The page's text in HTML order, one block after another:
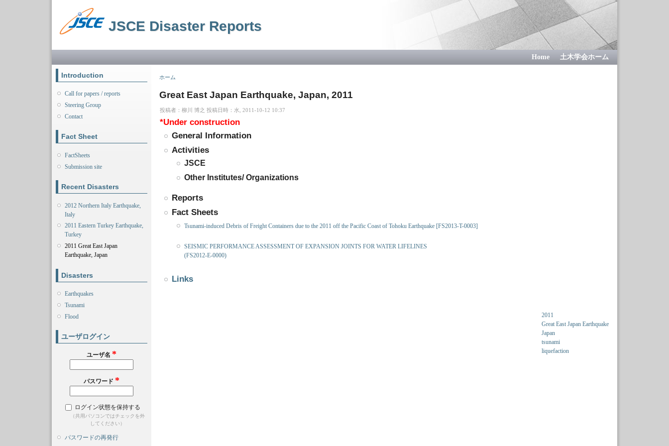
動
JSCE Disaster Reports
Home 土木学会ホーム
Introduction
Call for papers / reports
Steering Group
Contact
Fact Sheet
FactSheets
Submission site
Recent Disasters
2012 Northern Italy Earthquake,
Italy
2011 Eastern Turkey Earthquake,
Turkey
2011 Great East Japan
Earthquake, Japan
Disasters
Earthquakes
Tsunami
Flood
ユーザログイン
ユーザ名 *
パスワード *
ログイン状態を保持する
（共用パソコンではチェックを外
してください）
パスワードの再発行
現在地
ホーム
Great East Japan Earthquake, Japan, 2011
投稿者： 柳川 博之 投稿日時：水, 2011-10-12 10:37
*Under construction
General Information
Activities
JSCE
Other Institutes/ Organizations
Reports
Fact Sheets
Tsunami-induced Debris of Freight Containers due to the 2011 off the Pacific Coast of Tohoku Earthquake [FS2013-T-0003]
SEISMIC PERFORMANCE ASSESSMENT OF EXPANSION JOINTS FOR WATER LIFELINES
(FS2012-E-0000)
Links
2011
Great East Japan Earthquake
Japan
tsunami
liquefaction